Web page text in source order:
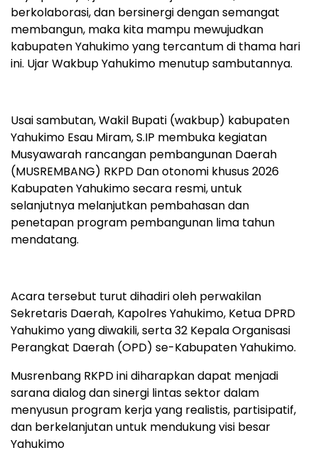
berkolaborasi, dan bersinergi dengan semangat
membangun, maka kita mampu mewujudkan
kabupaten Yahukimo yang tercantum di thama hari
ini. Ujar Wakbup Yahukimo menutup sambutannya.
Usai sambutan, Wakil Bupati (wakbup) kabupaten
Yahukimo Esau Miram, S.IP membuka kegiatan
Musyawarah rancangan pembangunan Daerah
(MUSREMBANG) RKPD Dan otonomi khusus 2026
Kabupaten Yahukimo secara resmi, untuk
selanjutnya melanjutkan pembahasan dan
penetapan program pembangunan lima tahun
mendatang.
Acara tersebut turut dihadiri oleh perwakilan
Sekretaris Daerah, Kapolres Yahukimo, Ketua DPRD
Yahukimo yang diwakili, serta 32 Kepala Organisasi
Perangkat Daerah (OPD) se-Kabupaten Yahukimo.
Musrenbang RKPD ini diharapkan dapat menjadi
sarana dialog dan sinergi lintas sektor dalam
menyusun program kerja yang realistis, partisipatif,
dan berkelanjutan untuk mendukung visi besar
Yahukimo